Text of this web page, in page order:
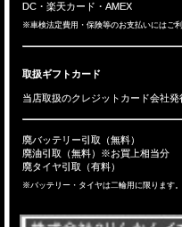
DC・楽天カード・AMEX
※車検法定費用・保険等のお支払いにはご利
取扱ギフトカード
当店取扱のクレジットカード会社
廃バッテリー引取（無料）
廃油引取（無料）※お買上相当分
廃タイヤ引取（有料）
※バッテリー・タイヤは二輪用に限ります。